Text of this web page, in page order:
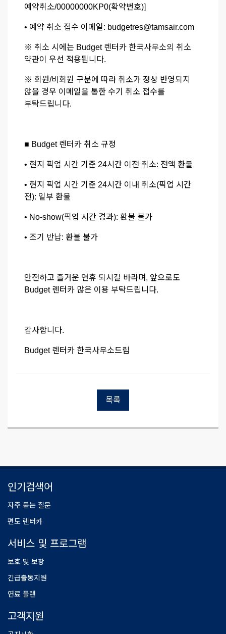
예약취소/00000000KP0(확약번호)]
• 예약 취소 접수 이메일: budgetres@tamsair.com
※ 취소 시에는 Budget 렌터카 한국사무소의 취소
약관이 우선 적용됩니다.
※ 회원/비회원 구분에 따라 취소가 정상 반영되지
않을 경우 이메일을 통한 수기 취소 접수를
부탁드립니다.
■ Budget 렌터카 취소 규정
• 현지 픽업 시간 기준 24시간 이전 취소: 전액 환불
• 현지 픽업 시간 기준 24시간 이내 취소(픽업 시간
전): 일부 환불
• No-show(픽업 시간 경과): 환불 불가
• 조기 반납: 환불 불가
안전하고 즐거운 연휴 되시길 바라며, 앞으로도
Budget 렌터카 많은 이용 부탁드립니다.
감사합니다.
Budget 렌터카 한국사무소드림
목록
인기검색어
자주 묻는 질문
편도 렌터카
서비스 및 프로그램
보호 및 보장
긴급출동지원
연료 플랜
고객지원